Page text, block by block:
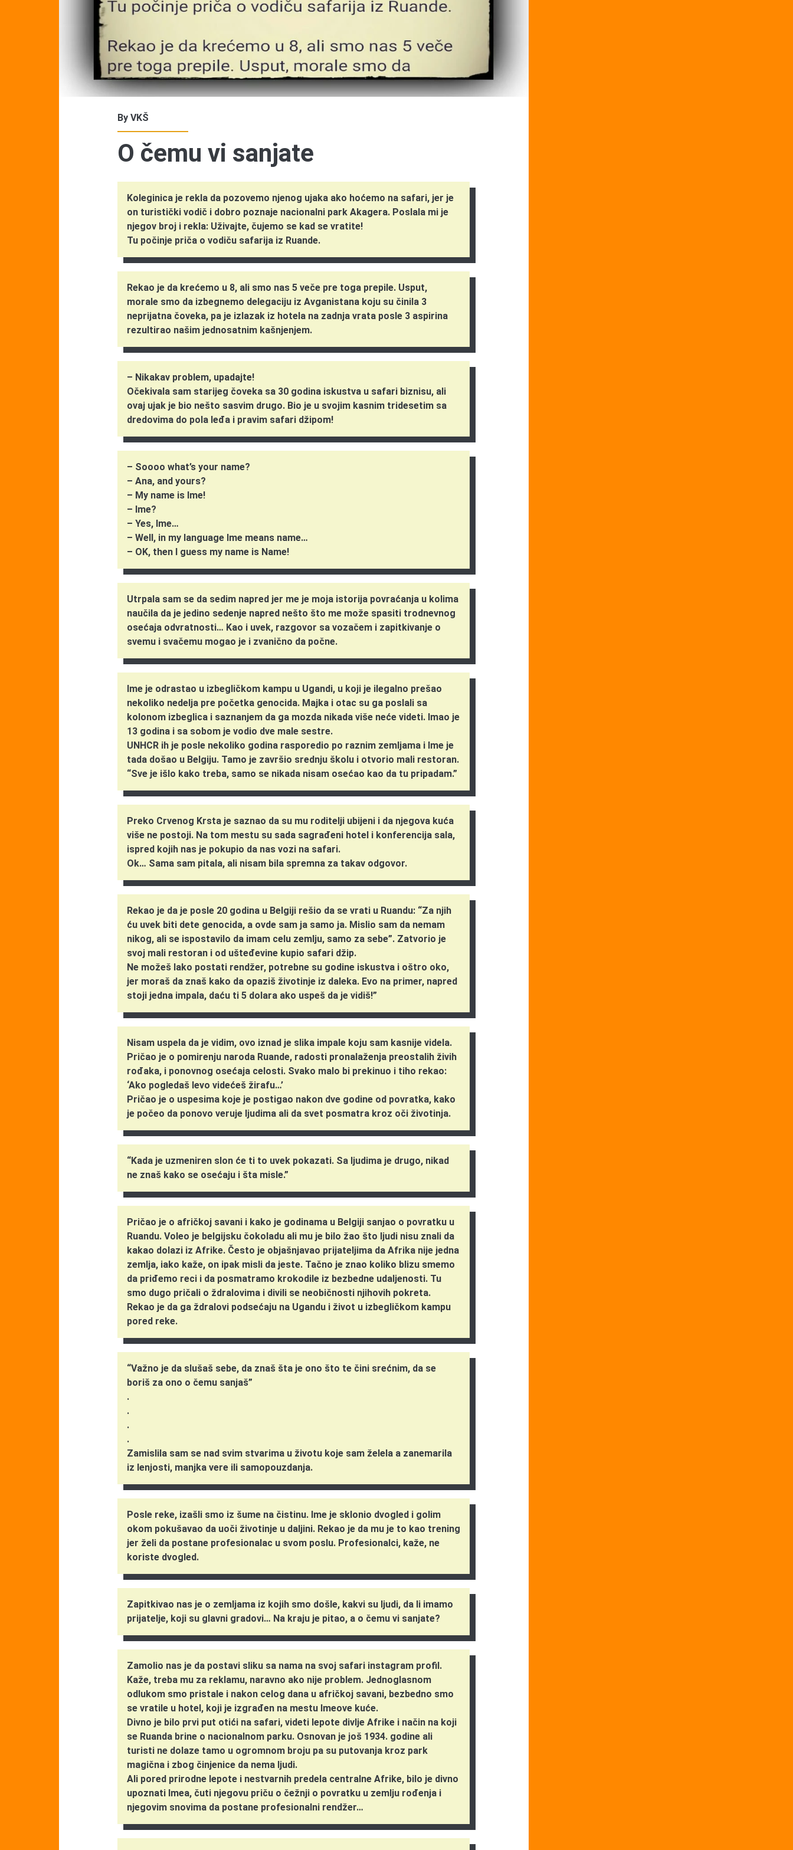
ByVKŠ
O čemu vi sanjate
Koleginica je rekla da pozovemo njenog ujaka ako hoćemo na safari, jer je
on turistički vodič i dobro poznaje nacionalni park Akagera. Poslala mi je
njegov broj i rekla: Uživajte, čujemo se kad se vratite!
Tu počinje priča o vodiču safarija iz Ruande.
Rekao je da krećemo u 8, ali smo nas 5 veče pre toga prepile. Usput,
morale smo da izbegnemo delegaciju iz Avganistana koju su činila 3
neprijatna čoveka, pa je izlazak iz hotela na zadnja vrata posle 3 aspirina
rezultirao našim jednosatnim kašnjenjem.
– Nikakav problem, upadajte!
Očekivala sam starijeg čoveka sa 30 godina iskustva u safari biznisu, ali
ovaj ujak je bio nešto sasvim drugo. Bio je u svojim kasnim tridesetim sa
dredovima do pola leđa i pravim safari džipom!
– Soooo what’s your name?
– Ana, and yours?
– My name is Ime!
– Ime?
– Yes, Ime…
– Well, in my language Ime means name…
– OK, then I guess my name is Name!
Utrpala sam se da sedim napred jer me je moja istorija povraćanja u kolima
naučila da je jedino sedenje napred nešto što me može spasiti trodnevnog
osećaja odvratnosti… Kao i uvek, razgovor sa vozačem i zapitkivanje o
svemu i svačemu mogao je i zvanično da počne.
Ime je odrastao u izbegličkom kampu u Ugandi, u koji je ilegalno prešao
nekoliko nedelja pre početka genocida. Majka i otac su ga poslali sa
kolonom izbeglica i saznanjem da ga mozda nikada više neće videti. Imao je
13 godina i sa sobom je vodio dve male sestre.
UNHCR ih je posle nekoliko godina rasporedio po raznim zemljama i Ime je
tada došao u Belgiju. Tamo je završio srednju školu i otvorio mali restoran.
“Sve je išlo kako treba, samo se nikada nisam osećao kao da tu pripadam.”
Preko Crvenog Krsta je saznao da su mu roditelji ubijeni i da njegova kuća
više ne postoji. Na tom mestu su sada sagrađeni hotel i konferencija sala,
ispred kojih nas je pokupio da nas vozi na safari.
Ok… Sama sam pitala, ali nisam bila spremna za takav odgovor.
Rekao je da je posle 20 godina u Belgiji rešio da se vrati u Ruandu: “Za njih
ću uvek biti dete genocida, a ovde sam ja samo ja. Mislio sam da nemam
nikog, ali se ispostavilo da imam celu zemlju, samo za sebe”. Zatvorio je
svoj mali restoran i od ušteđevine kupio safari džip.
Ne možeš lako postati rendžer, potrebne su godine iskustva i oštro oko,
jer moraš da znaš kako da opaziš životinje iz daleka. Evo na primer, napred
stoji jedna impala, daću ti 5 dolara ako uspeš da je vidiš!”
Nisam uspela da je vidim, ovo iznad je slika impale koju sam kasnije videla.
Pričao je o pomirenju naroda Ruande, radosti pronalaženja preostalih živih
rođaka, i ponovnog osećaja celosti. Svako malo bi prekinuo i tiho rekao:
‘Ako pogledaš levo videćeš žirafu…’
Pričao je o uspesima koje je postigao nakon dve godine od povratka, kako
je počeo da ponovo veruje ljudima ali da svet posmatra kroz oči životinja.
“Kada je uzmeniren slon će ti to uvek pokazati. Sa ljudima je drugo, nikad
ne znaš kako se osećaju i šta misle.”
Pričao je o afričkoj savani i kako je godinama u Belgiji sanjao o povratku u
Ruandu. Voleo je belgijsku čokoladu ali mu je bilo žao što ljudi nisu znali da
kakao dolazi iz Afrike. Često je objašnjavao prijateljima da Afrika nije jedna
zemlja, iako kaže, on ipak misli da jeste. Tačno je znao koliko blizu smemo
da priđemo reci i da posmatramo krokodile iz bezbedne udaljenosti. Tu
smo dugo pričali o ždralovima i divili se neobičnosti njihovih pokreta.
Rekao je da ga ždralovi podsećaju na Ugandu i život u izbegličkom kampu
pored reke.
“Važno je da slušaš sebe, da znaš šta je ono što te čini srećnim, da se
boriš za ono o čemu sanjaš”
.
.
.
.
Zamislila sam se nad svim stvarima u životu koje sam želela a zanemarila
iz lenjosti, manjka vere ili samopouzdanja.
Posle reke, izašli smo iz šume na čistinu. Ime je sklonio dvogled i golim
okom pokušavao da uoči životinje u daljini. Rekao je da mu je to kao trening
jer želi da postane profesionalac u svom poslu. Profesionalci, kaže, ne
koriste dvogled.
Zapitkivao nas je o zemljama iz kojih smo došle, kakvi su ljudi, da li imamo
prijatelje, koji su glavni gradovi… Na kraju je pitao, a o čemu vi sanjate?
Zamolio nas je da postavi sliku sa nama na svoj safari instagram profil.
Kaže, treba mu za reklamu, naravno ako nije problem. Jednoglasnom
odlukom smo pristale i nakon celog dana u afričkoj savani, bezbedno smo
se vratile u hotel, koji je izgrađen na mestu Imeove kuće.
Divno je bilo prvi put otići na safari, videti lepote divlje Afrike i način na koji
se Ruanda brine o nacionalnom parku. Osnovan je još 1934. godine ali
turisti ne dolaze tamo u ogromnom broju pa su putovanja kroz park
magična i zbog činjenice da nema ljudi.
Ali pored prirodne lepote i nestvarnih predela centralne Afrike, bilo je divno
upoznati Imea, čuti njegovu priču o čežnji o povratku u zemlju rođenja i
njegovim snovima da postane profesionalni rendžer…